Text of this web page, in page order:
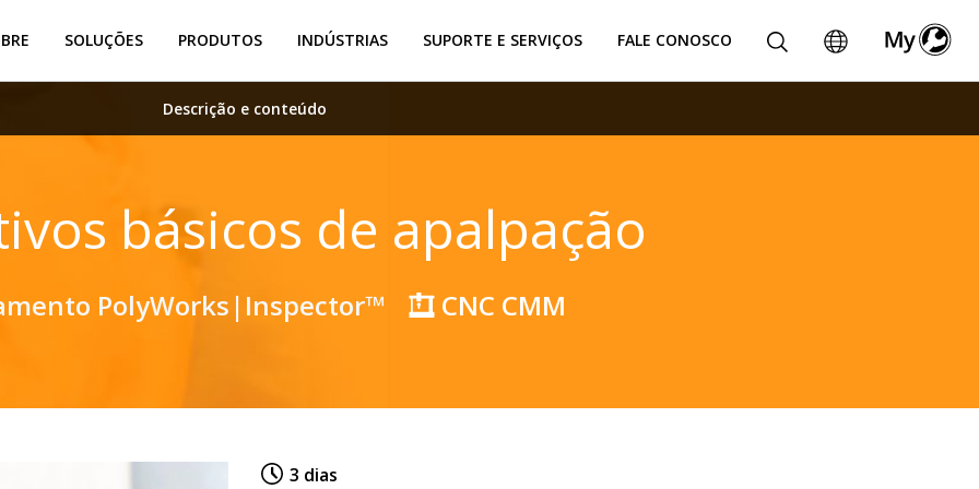
SOLUÇÕES PRODUTOS INDÚSTRIAS SUPORTE E SERVIÇOS FALE CONOSCO
Descrição e conteúdo
básicos de apalpação
PolyWorks|Inspector™ CNC CMM
3 dias